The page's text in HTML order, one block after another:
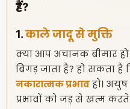
हैं?
1.काले जादू से मुक्ति
क्या आप अचानक बीमार
बिगड़ जाता है? हो सकता
नकारात्मक प्रभाव हो।
प्रभावों को जड़ से खत्म करते